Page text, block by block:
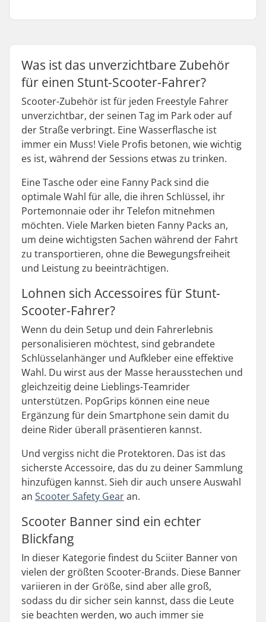
Was ist das unverzichtbare Zubehör
für einen Stunt-Scooter-Fahrer?
Scooter-Zubehör ist für jeden Freestyle Fahrer
unverzichtbar, der seinen Tag im Park oder auf
der Straße verbringt. Eine Wasserflasche ist
immer ein Muss! Viele Profis betonen, wie wichtig
es ist, während der Sessions etwas zu trinken.
Eine Tasche oder eine Fanny Pack sind die
optimale Wahl für alle, die ihren Schlüssel, ihr
Portemonnaie oder ihr Telefon mitnehmen
möchten. Viele Marken bieten Fanny Packs an,
um deine wichtigsten Sachen während der Fahrt
zu transportieren, ohne die Bewegungsfreiheit
und Leistung zu beeinträchtigen.
Lohnen sich Accessoires für Stunt-
Scooter-Fahrer?
Wenn du dein Setup und dein Fahrerlebnis
personalisieren möchtest, sind gebrandete
Schlüsselanhänger und Aufkleber eine effektive
Wahl. Du wirst aus der Masse herausstechen und
gleichzeitig deine Lieblings-Teamrider
unterstützen. PopGrips können eine neue
Ergänzung für dein Smartphone sein damit du
deine Rider überall präsentieren kannst.
Und vergiss nicht die Protektoren. Das ist das
sicherste Accessoire, das du zu deiner Sammlung
hinzufügen kannst. Sieh dir auch unsere Auswahl
an Scooter Safety Gearan.
Scooter Banner sind ein echter
Blickfang
In dieser Kategorie findest du Sciiter Banner von
vielen der größten Scooter-Brands. Diese Banner
variieren in der Größe, sind aber alle groß,
sodass du dir sicher sein kannst, dass die Leute
sie beachten werden, wo auch immer sie